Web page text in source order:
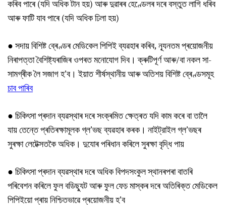
কৰিব পাৰে (যদি অধিক টান হয়) আৰু দুৱাৰৰ হেণ্ডেলৰ দৰে বস্তুত লাগি ধৰিব
আৰু ফাটি যাব পাৰে (যদি অধিক ঢিলা হয়)
● সদায় বিশিষ্ট ব্ৰেণ্ডৰ মেডিকেল পিপিই ব্যৱহাৰ কৰিব, ন্যূনতম প্ৰয়োজনীয়
নিৰাপত্তা বৈশিষ্ট্যৰাজিৰ ওপৰত মনোযোগ দিব। ক্ৰুটিপূৰ্ণ আৰু/বা নকল সা-
সামগ্ৰীক লৈ সজাগ হ’ব। ইয়াত শীৰ্ষস্থানীয় আৰু অতিশয় বিশিষ্ট ব্ৰেণ্ডসমূহ
চাব পাৰিব
● চিকিৎসা প্ৰদান ব্যৱস্থাৰ দৰে সংক্ৰমিত ক্ষেত্ৰত যদি কাম কৰে বা তালৈ
যায় তেন্তে প্ৰতিৰক্ষামূলক গ্ল’ভছ ব্যৱহাৰ কৰক। নাইট্রাইল গ্ল’ভছৰ
সুৰক্ষা লেটেক্সতকৈ অধিক। দুযোৰ পৰিধান কৰিলে সুৰক্ষা বৃদ্ধি পায়
● চিকিৎসা প্ৰদান ব্যৱস্থাৰ দৰে অধিক বিপদসংকুল স্থানৰপৰা বাতৰি
পৰিবেশন কৰিলে ফুল বডিছ্যুট আৰু ফুল ফেচ মাস্কৰ দৰে অতিৰিক্ত মেডিকেল
পিপিইয়ো প্ৰায় নিশ্চিতভাৱে প্ৰয়োজনীয় হ’ব